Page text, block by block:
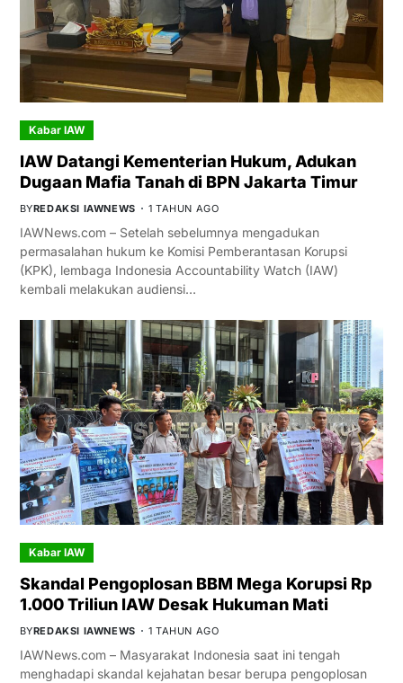
Kabar IAW
IAW Datangi Kementerian Hukum, Adukan
Dugaan Mafia Tanah di BPN Jakarta Timur
BYREDAKSI IAWNEWS 1 TAHUN AGO
IAWNews.com – Setelah sebelumnya mengadukan
permasalahan hukum ke Komisi Pemberantasan Korupsi
(KPK), lembaga Indonesia Accountability Watch (IAW)
kembali melakukan audiensi…
Kabar IAW
Skandal Pengoplosan BBM Mega Korupsi Rp
1.000 Triliun IAW Desak Hukuman Mati
BYREDAKSI IAWNEWS 1 TAHUN AGO
IAWNews.com – Masyarakat Indonesia saat ini tengah
menghadapi skandal kejahatan besar berupa pengoplosan